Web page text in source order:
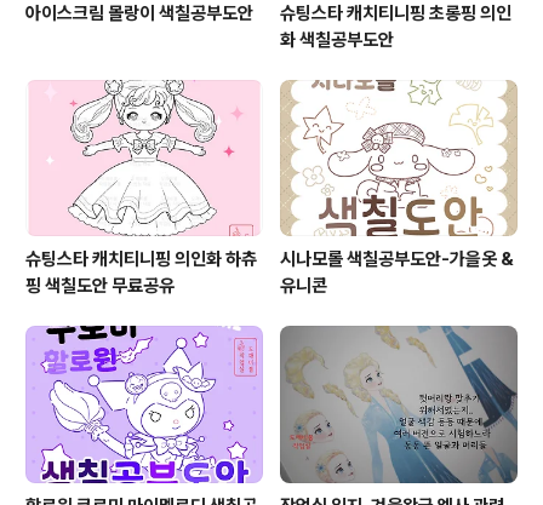
아이스크림 몰랑이 색칠공부도안
슈팅스타 캐치티니핑 초롱핑 의인
화 색칠공부도안
슈팅스타 캐치티니핑 의인화 하츄
핑 색칠도안 무료공유
시나모롤 색칠공부도안-가을옷 &
유니콘